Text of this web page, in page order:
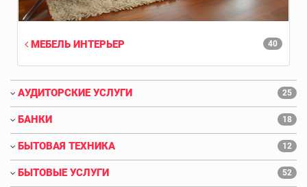
40
МЕБЕЛЬ ИНТЕРЬЕР
АУДИТОРСКИЕ УСЛУГИ 25
БАНКИ 18
БЫТОВАЯ ТЕХНИКА 12
БЫТОВЫЕ УСЛУГИ 52